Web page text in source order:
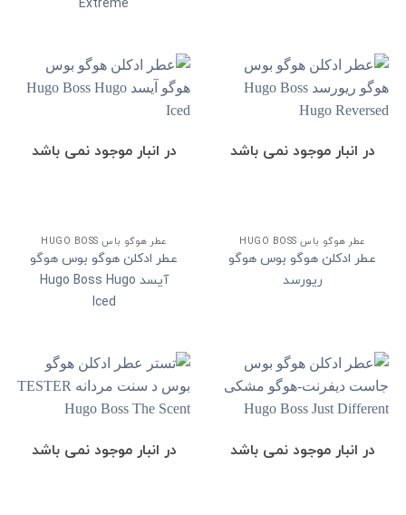
Extreme
در انبار موجود نمی باشد
عطر هوگو باس HUGO BOSS
عطر ادکلن هوگو بوس هوگو
ریورسد
در انبار موجود نمی باشد
عطر هوگو باس HUGO BOSS
عطر ادکلن هوگو بوس هوگو
آیسد Hugo Boss Hugo
Iced
در انبار موجود نمی باشد در انبار موجود نمی باشد